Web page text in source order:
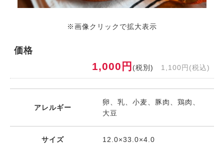
※画像クリックで拡大表示
価格
1,000円 (税別) 1,100円(税込)
アレルギー
卵、乳、小麦、豚肉、鶏肉、
大豆
サイズ 12.0×33.0×4.0